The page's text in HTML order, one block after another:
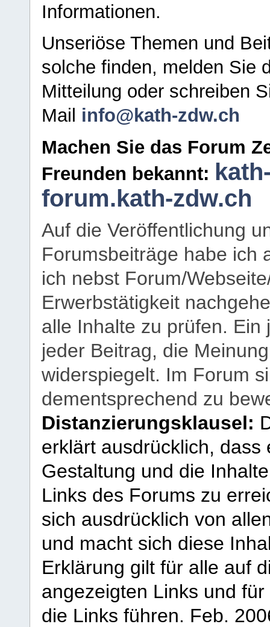
Informationen.
Unseriöse Themen und
solche finden, melden Sie
Mitteilung oder schreiben
Mail info@kath-zdw.ch
Machen Sie das Forum
Freunden bekannt:
forum.kath-zdw.ch
Auf die Veröffentlichung
Forumsbeiträge habe ich
ich nebst Forum/
Erwerbstätigkeit
alle Inhalte zu prüfen.
jeder Beitrag, die
widerspiegelt. Im Forum
dementsprechend zu
Distanzierungsklausel:
erklärt ausdrücklich,
Gestaltung und die
Links des Forums zu
sich ausdrücklich von
und macht sich diese
Erklärung gilt für alle auf
angezeigten Links und
die Links führen. Feb.